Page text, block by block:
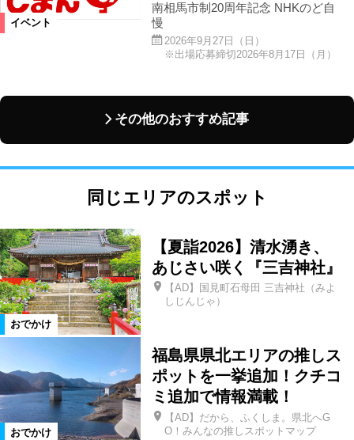
イベント
南相馬市制20周年記念 NHKのど自
慢
2026年9月27日（日）
※出場応募締切2026年8月17日（月）
その他のおすすめ記事
同じエリアのスポット
おでかけ
【夏詣2026】清水湧き、
あじさい咲く『三吉神社』
【AD】国見町石母田 三吉神社（みよ
しじんじゃ）
おでかけ
福島県県北エリアの推しス
ポットを一挙追加！クチコ
ミ追加で情報満載！
【AD】だから、ふくしま。県北へG
O！みんなの推しスポットマップ